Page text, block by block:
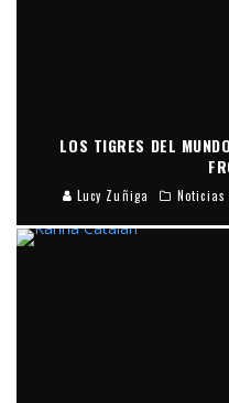
LOS TIGRES DEL
Lucy Zuñiga Noticias